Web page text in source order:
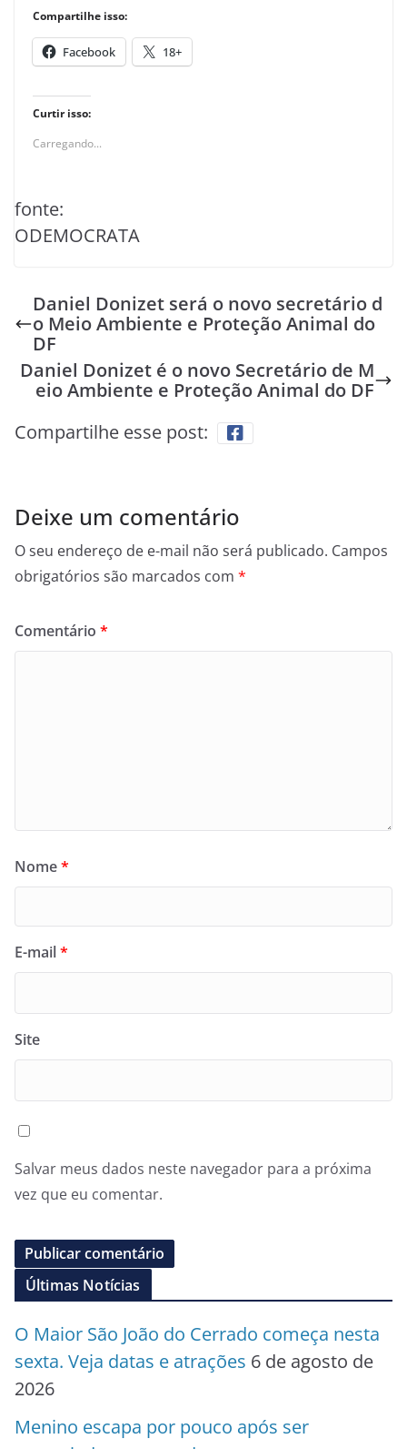
Compartilhe isso:
Facebook 18+
Curtir isso:
Carregando...
fonte:
ODEMOCRATA
Daniel Donizet será o novo secretário d
o Meio Ambiente e Proteção Animal do
DF
Daniel Donizet é o novo Secretário de M
eio Ambiente e Proteção Animal do DF
Compartilhe esse post:
Deixe um comentário
O seu endereço de e-mail não será publicado. Campos
obrigatórios são marcados com *
Comentário *
Nome*
E-mail*
Site
Salvar meus dados neste navegador para a próxima
vez que eu comentar.
Últimas Notícias
O Maior São João do Cerrado começa nesta
sexta. Veja datas e atrações 6 de agosto de
2026
Menino escapa por pouco após ser